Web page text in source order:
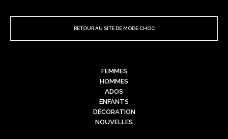
RETOUR AU SITE DE MODE CHOC
FEMMES
HOMMES
ADOS
ENFANTS
DÉCORATION
NOUVELLES